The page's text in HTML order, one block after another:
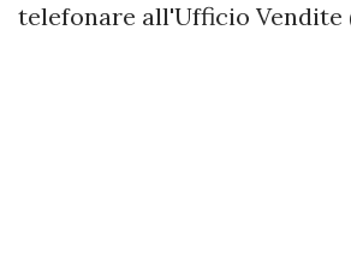
telefonare all'Ufficio Vendite